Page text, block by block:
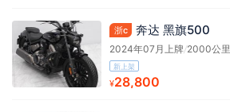
浙c 奔达 黑旗500
2024年07月上牌/2000公里
新上架
¥28,800